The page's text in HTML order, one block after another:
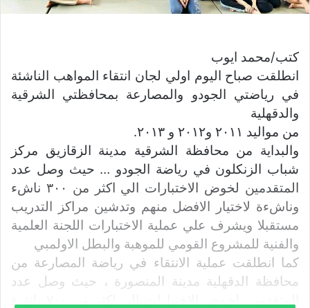
ت
ن
ي
ا
كتب/محمد ايوب
انطلقت صباح اليوم اولي لجان انتقاء المواهب الناشئة
في رياضتي الجودو والمصارعة بمحافظتي الشرقية
والدقهلية
من مواليد ٢٠١١ و٢٠١٢ و ٢٠١٣.
والبداية من محافظة الشرقية مدينة الزقازيق مركز
شباب الزنكلون في رياضة الجودو … حيث وصل عدد
المتقدمين لخوض الاختبارات الي اكثر من ٣٠٠ ناشء
وناشءة لاختيار الافضل منهم وتدشين مراكز التدريب
مستقبلا ويشرف علي عملية الاختبارات اللجنة العلمية
والفنية للمشروع القومي للموهبة والبطل الاولمبي
كما انطلقت عملية الانتقاء في رياضة المصارعة من
محافظة الدقهلية مدينة المنصورة ، حيث وصل عدد